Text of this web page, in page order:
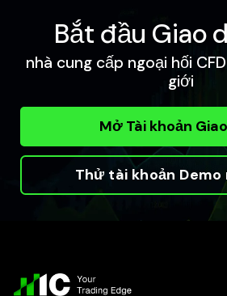
Bắt đầu Giao
nhà cung cấp ngoại hối
giới
Mở Tài khoản
Thử tài khoản Demo